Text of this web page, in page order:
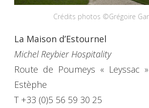
Crédits photos ©Grégoire
La Maison d’Estournel
Michel Reybier Hospitality
Route de Poumeys « Leyssac
Estèphe
T +33 (0)5 56 59 30 25